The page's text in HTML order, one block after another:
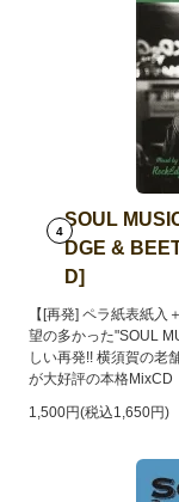
4
SOUL
DGE &
D]
【[再発] ペラ紙表紙
望の多かった"SOUL
しい再発!! 横須賀の老
が大好評の本格MixCD
1,500円(税込1,650円)